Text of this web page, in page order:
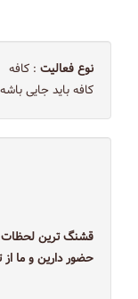
نوع فعالیت : کافه
کافه باید جایی
قشنگ ترین لحظات
حضور دارین و ما